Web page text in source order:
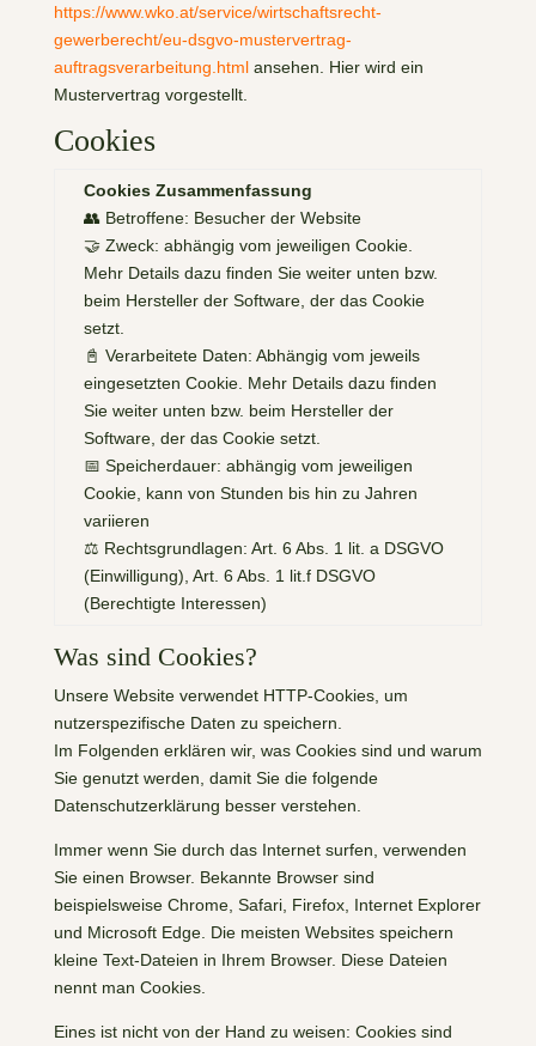
https://www.wko.at/service/wirtschaftsrecht-
gewerberecht/eu-dsgvo-mustervertrag-
auftragsverarbeitung.htmlansehen. Hier wird ein
Mustervertrag vorgestellt.
Cookies
Cookies Zusammenfassung
👥 Betroffene: Besucher der Website
🤝 Zweck: abhängig vom jeweiligen Cookie.
Mehr Details dazu finden Sie weiter unten bzw.
beim Hersteller der Software, der das Cookie
setzt.
📓 Verarbeitete Daten: Abhängig vom jeweils
eingesetzten Cookie. Mehr Details dazu finden
Sie weiter unten bzw. beim Hersteller der
Software, der das Cookie setzt.
📅 Speicherdauer: abhängig vom jeweiligen
Cookie, kann von Stunden bis hin zu Jahren
variieren
⚖️ Rechtsgrundlagen: Art. 6 Abs. 1 lit. a DSGVO
(Einwilligung), Art. 6 Abs. 1 lit.f DSGVO
(Berechtigte Interessen)
Was sind Cookies?
Unsere Website verwendet HTTP-Cookies, um
nutzerspezifische Daten zu speichern.
Im Folgenden erklären wir, was Cookies sind und warum
Sie genutzt werden, damit Sie die folgende
Datenschutzerklärung besser verstehen.
Immer wenn Sie durch das Internet surfen, verwenden
Sie einen Browser. Bekannte Browser sind
beispielsweise Chrome, Safari, Firefox, Internet Explorer
und Microsoft Edge. Die meisten Websites speichern
kleine Text-Dateien in Ihrem Browser. Diese Dateien
nennt man Cookies.
Eines ist nicht von der Hand zu weisen: Cookies sind